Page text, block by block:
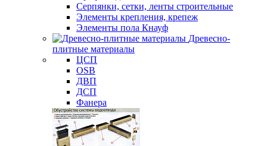
Серпянки, сетки, ленты строительные
Элементы крепления, крепеж
Элементы пола Кнауф
Древесно-
плитные материалы
ЦСП
OSB
ДВП
ДСП
Фанера